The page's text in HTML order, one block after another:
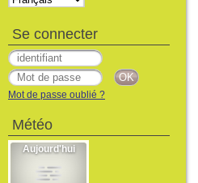
Se connecter
Mot de passe oublié ?
Météo